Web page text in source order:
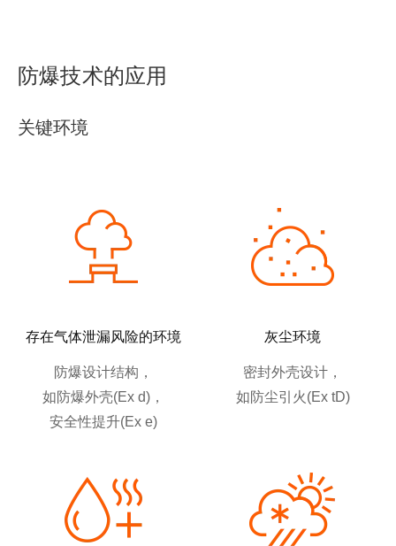
防爆技术的应用
关键环境
存在气体泄漏风险的环境
防爆设计结构，
如防爆外壳(Ex d)，
安全性提升(Ex e)
灰尘环境
密封外壳设计，
如防尘引火(Ex tD)